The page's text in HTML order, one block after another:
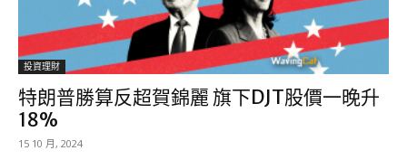
投資理財
特朗普勝算反超賀錦麗 旗下DJT股價一晚升
18%
15 10 月, 2024